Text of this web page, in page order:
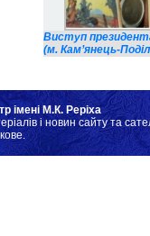
Виступ
(м. Кам’янець-
імені М.К. Реріха
і новин сайту та